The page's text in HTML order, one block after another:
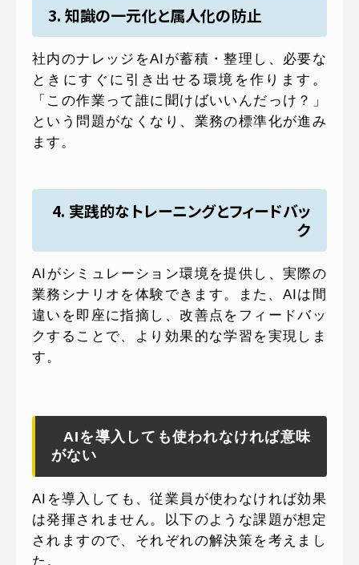
3. 知識の一元化と属人化の防止
社内のナレッジをAIが蓄積・整理し、必要な
ときにすぐに引き出せる環境を作ります。
「この作業って誰に聞けばいいんだっけ？」
という問題がなくなり、業務の標準化が進み
ます。
4. 実践的なトレーニングとフィードバッ
ク
AIがシミュレーション環境を提供し、実際の
業務シナリオを体験できます。また、AIは間
違いを即座に指摘し、改善点をフィードバッ
クすることで、より効果的な学習を実現しま
す。
AIを導入しても使われなければ意味
がない
AIを導入しても、従業員が使わなければ効果
は発揮されません。以下のような課題が想定
されますので、それぞれの解決策を考えまし
た。